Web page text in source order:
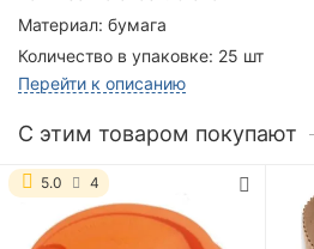
Материал: бумага
Количество в упаковке: 25 шт
Перейти к описанию
C этим товаром покупают
5.0 4